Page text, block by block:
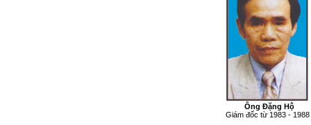
Ông Đặng Hộ
Giám đốc từ 1983 - 1988